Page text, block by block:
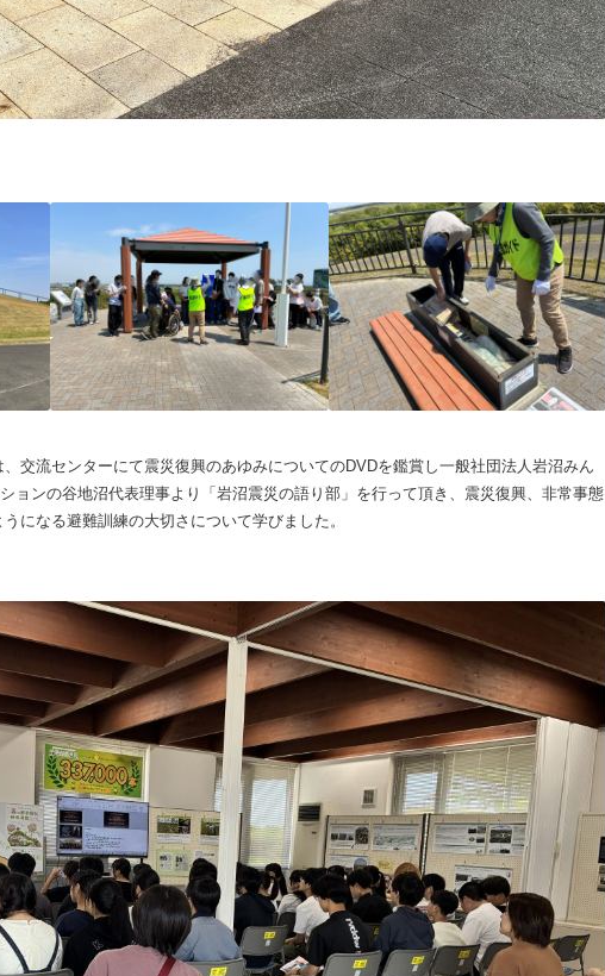
交流センターにて震災復興のあゆみについてのDVDを鑑賞し一般社団法人岩沼みん
ョンの谷地沼代表理事より「岩沼震災の語り部」を行って頂き、震災復興、非常事態
になる避難訓練の大切さについて学びました。